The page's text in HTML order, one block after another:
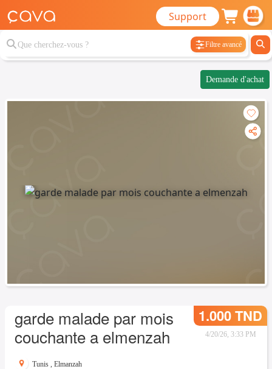
Support
Filtre avancé
Demande d'achat
garde malade par mois
couchante a elmenzah
1.000 TND
4/20/26, 3:33 PM
Tunis , Elmanzah